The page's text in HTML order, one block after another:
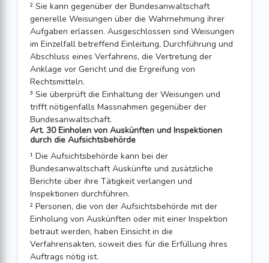
² Sie kann gegenüber der Bundesanwaltschaft
generelle Weisungen über die Wahr­nehmung ihrer
Aufgaben erlassen. Ausgeschlossen sind Weisungen
im Einzelfall betreffend Einleitung, Durchführung und
Abschluss eines Verfahrens, die Vertre­tung der
Anklage vor Gericht und die Ergreifung von
Rechtsmitteln.
³ Sie überprüft die Einhaltung der Weisungen und
trifft nötigenfalls Massnahmen gegenüber der
Bundesanwaltschaft.
Art. 30 Einholen von Auskünften und Inspektionen
durch die Aufsichtsbehörde
¹ Die Aufsichtsbehörde kann bei der
Bundesanwaltschaft Auskünfte und zusätzliche
Berichte über ihre Tätigkeit verlangen und
Inspektionen durchführen.
² Personen, die von der Aufsichtsbehörde mit der
Einholung von Auskünften oder mit einer Inspektion
betraut werden, haben Einsicht in die
Verfahrensakten, soweit dies für die Erfüllung ihres
Auftrags nötig ist.